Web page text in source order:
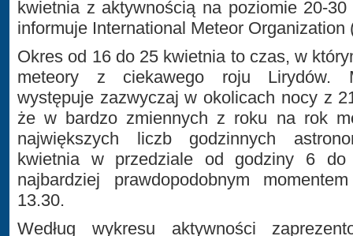
kwietnia z aktywnością na poziomie 20-
informuje International Meteor Organization
Okres od 16 do 25 kwietnia to czas, w
meteory z ciekawego roju Lirydów.
występuje zazwyczaj w okolicach nocy z
że w bardzo zmiennych z roku na rok
największych liczb godzinnych
kwietnia w przedziale od godziny 6
najbardziej prawdopodobnym
13.30.
Według wykresu aktywności